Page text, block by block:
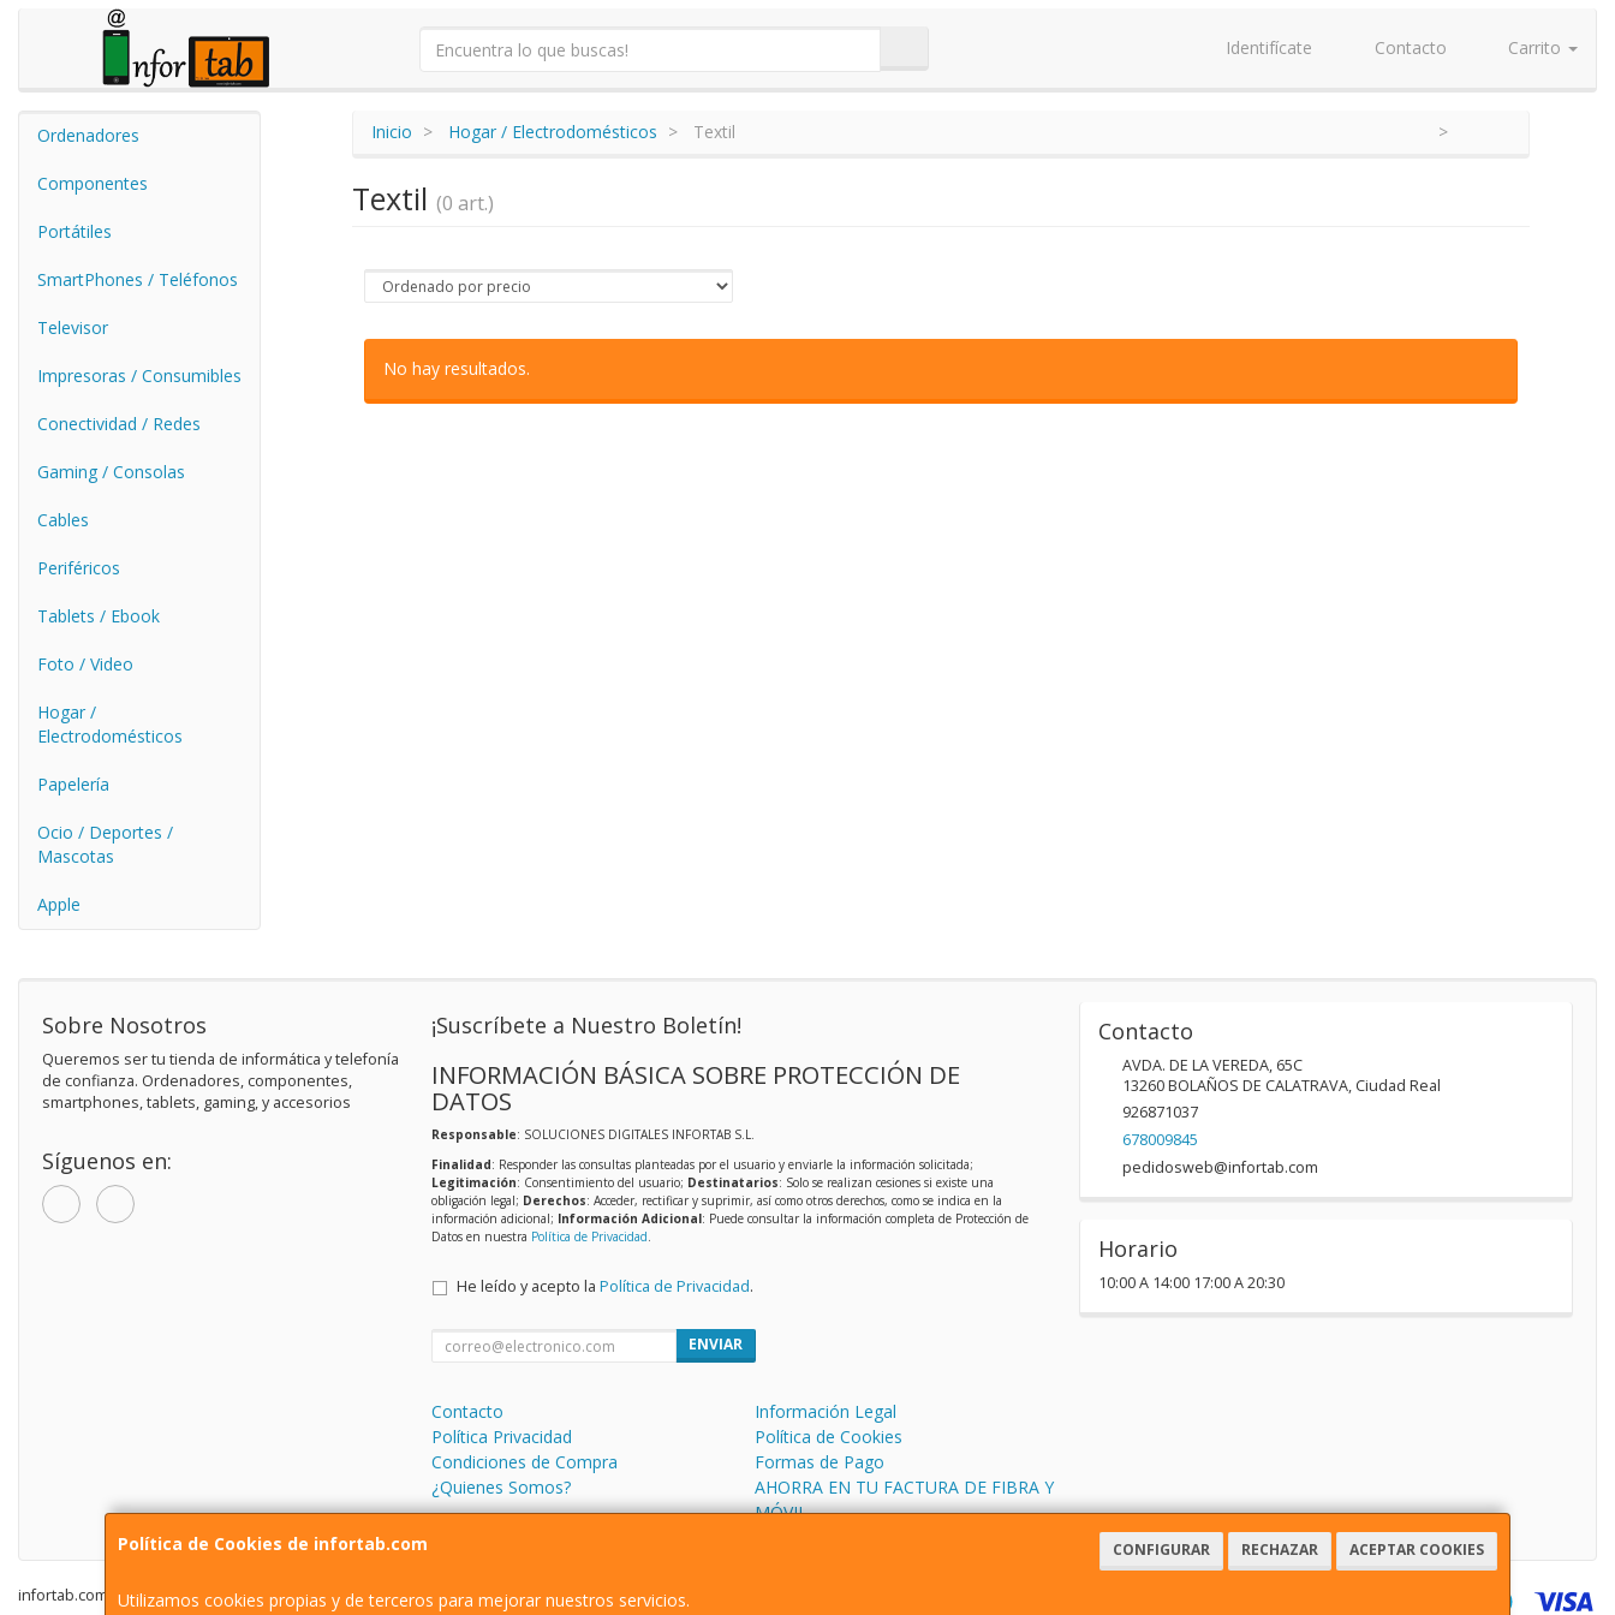
Identifícate Contacto Carrito
Ordenadores
Componentes
Portátiles
SmartPhones / Teléfonos
Televisor
Impresoras / Consumibles
Conectividad / Redes
Gaming / Consolas
Cables
Periféricos
Tablets / Ebook
Foto / Video
Hogar /
Electrodomésticos
Papelería
Ocio / Deportes /
Mascotas
Apple
Inicio Hogar / Electrodomésticos Textil
Textil (0 art.)
No hay resultados.
Política de Cookies de infortab.com CONFIGURAR RECHAZAR ACEPTAR COOKIES
Utilizamos cookies propias y de terceros para mejorar nuestros servicios.
Sobre Nosotros
Queremos ser tu tienda de informática y telefonía
de confianza. Ordenadores, componentes,
smartphones, tablets, gaming, y accesorios
Síguenos en:
¡Suscríbete a Nuestro Boletín!
INFORMACIÓN BÁSICA SOBRE PROTECCIÓN DE
DATOS
Responsable: SOLUCIONES DIGITALES INFORTAB S.L.
Finalidad: Responder las consultas planteadas por el usuario y enviarle la información solicitada;
Legitimación: Consentimiento del usuario; Destinatarios: Solo se realizan cesiones si existe una
obligación legal; Derechos: Acceder, rectificar y suprimir, así como otros derechos, como se indica en la
información adicional; Información Adicional: Puede consultar la información completa de Protección de
Datos en nuestra Política de Privacidad.
He leído y acepto la Política de Privacidad.
ENVIAR
Contacto
Información Legal
Política Privacidad
Política de Cookies
Condiciones de Compra
Formas de Pago
¿Quienes Somos?
AHORRA EN TU FACTURA DE FIBRA Y
MÓVIL
Contacto
AVDA. DE LA VEREDA, 65C
13260BOLAÑOS DE CALATRAVA, Ciudad Real
926871037
678009845
pedidosweb@infortab.com
Horario
10:00 A 14:00 17:00 A 20:30
infortab.com © 2026